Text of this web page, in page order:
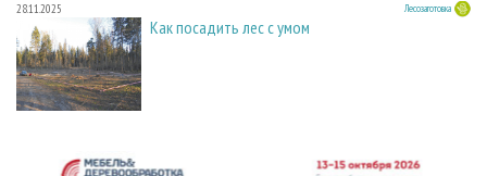
28.11.2025 Лесозаготовка
Как посадить лес с умом